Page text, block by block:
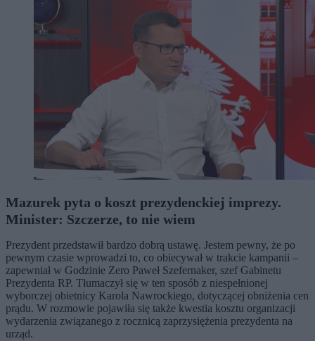
Mazurek pyta o koszt prezydenckiej imprezy.
Minister: Szczerze, to nie wiem
Prezydent przedstawił bardzo dobrą ustawę. Jestem pewny, że po
pewnym czasie wprowadzi to, co obiecywał w trakcie kampanii –
zapewniał w Godzinie Zero Paweł Szefernaker, szef Gabinetu
Prezydenta RP. Tłumaczył się w ten sposób z niespełnionej
wyborczej obietnicy Karola Nawrockiego, dotyczącej obniżenia cen
prądu. W rozmowie pojawiła się także kwestia kosztu organizacji
wydarzenia związanego z rocznicą zaprzysiężenia prezydenta na
urząd.